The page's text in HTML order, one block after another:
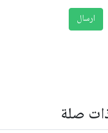
صلة